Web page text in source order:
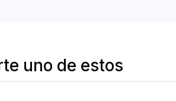
uno de estos